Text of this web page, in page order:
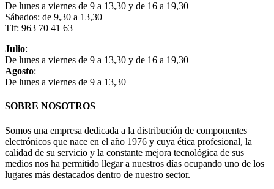
De lunes a viernes de 9 a 13,30 y de 16 a 19,30
Sábados: de 9,30 a 13,30
Tlf: 963 70 41 63
Julio:
De lunes a viernes de 9 a 13,30 y de 16 a 19,30
Agosto:
De lunes a viernes de 9 a 13,30
SOBRE NOSOTROS
Somos una empresa dedicada a la distribución de componentes
electrónicos que nace en el año 1976 y cuya ética profesional, la
calidad de su servicio y la constante mejora tecnológica de sus
medios nos ha permitido llegar a nuestros días ocupando uno de los
lugares más destacados dentro de nuestro sector.